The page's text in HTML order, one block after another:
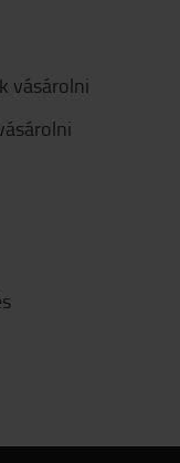
vásárolni